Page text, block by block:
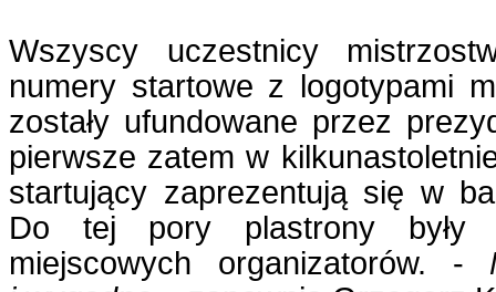
Wszyscy uczestnicy
numery startowe z logotypami
zostały ufundowane przez
pierwsze zatem w
startujący zaprezentują się w
Do tej pory plastrony były
miejscowych organizatorów. -